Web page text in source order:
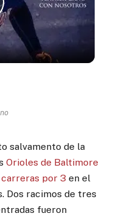
salvamento de la
Orioles de Baltimore
por 3 en el
Dos racimos de tres
fueron